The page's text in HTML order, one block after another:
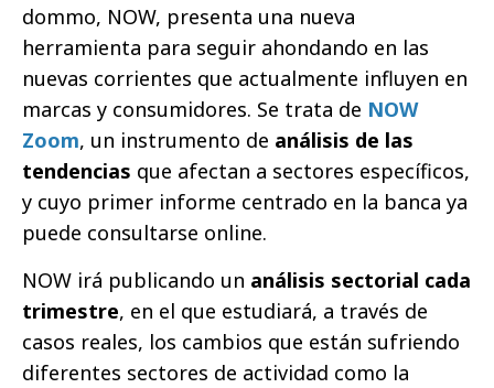
dommo, NOW, presenta una nueva
herramienta para seguir ahondando en las
nuevas corrientes que actualmente influyen en
marcas y consumidores. Se trata de NOW
Zoom, un instrumento de análisis de las
tendencias que afectan a sectores específicos,
y cuyo primer informe centrado en la banca ya
puede consultarse online.
NOW irá publicando un análisis sectorial cada
trimestre, en el que estudiará, a través de
casos reales, los cambios que están sufriendo
diferentes sectores de actividad como la